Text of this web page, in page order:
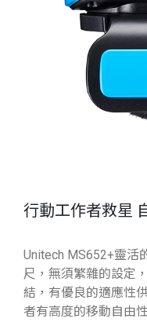
行動工作者救星
Unitech MS652+靈活
尺，無須繁雜的設定
結，有優良的適應性
者有高度的移動自由